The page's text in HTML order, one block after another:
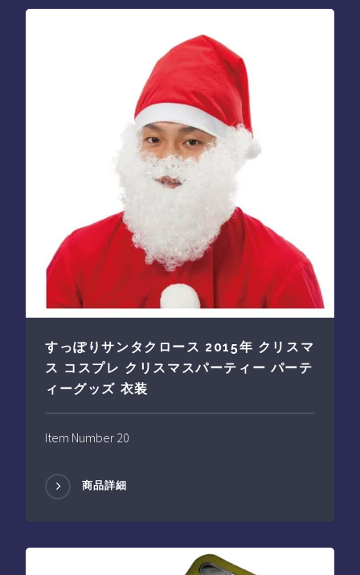
すっぽりサンタクロース 2015年 クリスマ
ス コスプレ クリスマスパーティー パーテ
ィーグッズ 衣装
Item Number 20
商品詳細